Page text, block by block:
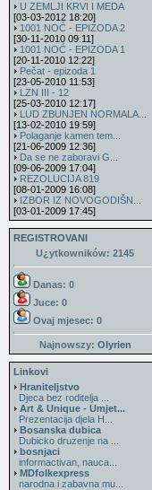
U ZEMLJI KRVI I MEDA
[03-03-2012 18:20]
1001 NOĆ - EPIZODA 2
[30-11-2010 09:11]
1001 NOĆ - EPIZODA 1
[20-11-2010 12:22]
Pečat - epizoda 1
[23-05-2010 11:53]
LZN III - 12
[25-03-2010 12:17]
LUD ZBUNJEN NORMALA...
[13-02-2010 19:59]
Polaganje kamen tem...
[21-06-2009 12:36]
Da se ne zaboravi G...
[09-06-2009 17:04]
REZOLUCIJA 819
[08-01-2009 16:08]
IZBOR IZ NOVOGODIŠN...
[03-01-2009 17:45]
REGISTROVANI
U¿ytkowników: 2145
Danas: 0
Juce: 0
Ovaj mjesec: 0
Najnowszy: Olyrien
Linkovi
Hraniteljstvo
Djeca bez roditelja ...
Art & Unique - Umjet...
Prezentacija djela H...
Bosanska dubica
Dubicko druzenje na ...
bosnjaci
informactivan, nauca...
MDfolkexpress
narodna i zabavna mu...